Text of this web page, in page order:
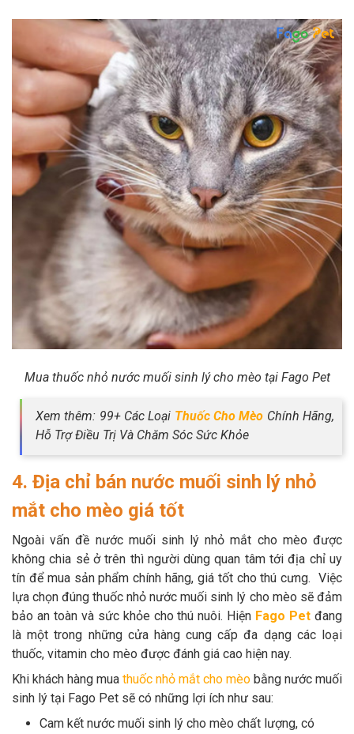
Mua thuốc nhỏ nước muối sinh lý cho mèo tại Fago Pet
Xem thêm: 99+ Các Loại Thuốc Cho Mèo Chính Hãng,
Hỗ Trợ Điều Trị Và Chăm Sóc Sức Khỏe
4. Địa chỉ bán nước muối sinh lý nhỏ
mắt cho mèo giá tốt
Ngoài vấn đề nước muối sinh lý nhỏ mắt cho mèo được
không chia sẻ ở trên thì người dùng quan tâm tới địa chỉ uy
tín để mua sản phẩm chính hãng, giá tốt cho thú cưng. Việc
lựa chọn đúng thuốc nhỏ nước muối sinh lý cho mèo sẽ đảm
bảo an toàn và sức khỏe cho thú nuôi. Hiện Fago Pet đang
là một trong những cửa hàng cung cấp đa dạng các loại
thuốc, vitamin cho mèo được đánh giá cao hiện nay.
Khi khách hàng mua thuốc nhỏ mắt cho mèo bằng nước muối
sinh lý tại Fago Pet sẽ có những lợi ích như sau:
Cam kết nước muối sinh lý cho mèo chất lượng, có